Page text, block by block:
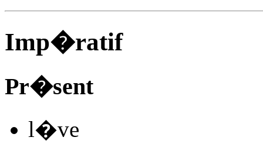
Imp�ratif
Pr�sent
l�ve